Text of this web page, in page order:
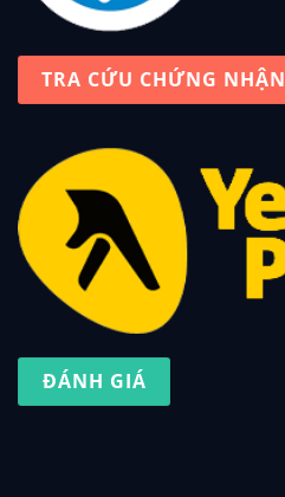
TRA CỨU CHỨNG NHẬN
ĐÁNH GIÁ